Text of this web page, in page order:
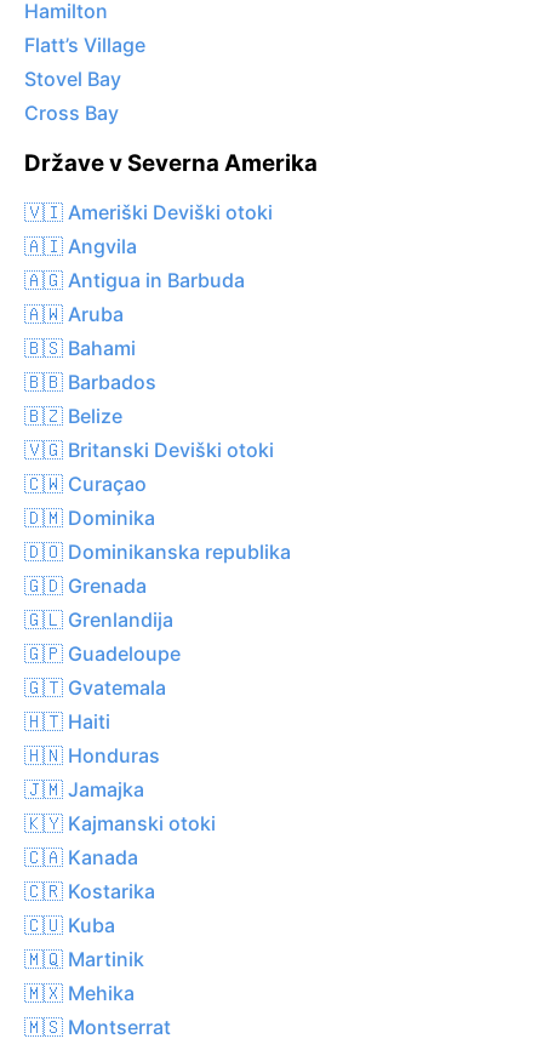
Hamilton
Flatt’s Village
Stovel Bay
Cross Bay
Države v Severna Amerika
🇻🇮 Ameriški Deviški otoki
🇦🇮 Angvila
🇦🇬 Antigua in Barbuda
🇦🇼 Aruba
🇧🇸 Bahami
🇧🇧 Barbados
🇧🇿 Belize
🇻🇬 Britanski Deviški otoki
🇨🇼 Curaçao
🇩🇲 Dominika
🇩🇴 Dominikanska republika
🇬🇩 Grenada
🇬🇱 Grenlandija
🇬🇵 Guadeloupe
🇬🇹 Gvatemala
🇭🇹 Haiti
🇭🇳 Honduras
🇯🇲 Jamajka
🇰🇾 Kajmanski otoki
🇨🇦 Kanada
🇨🇷 Kostarika
🇨🇺 Kuba
🇲🇶 Martinik
🇲🇽 Mehika
🇲🇸 Montserrat